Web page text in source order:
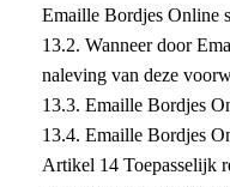
Emaille Bordjes Online
13.2. Wanneer door
naleving van deze
13.3. Emaille Bordjes
13.4. Emaille Bordjes
Artikel 14 Toepasselijk